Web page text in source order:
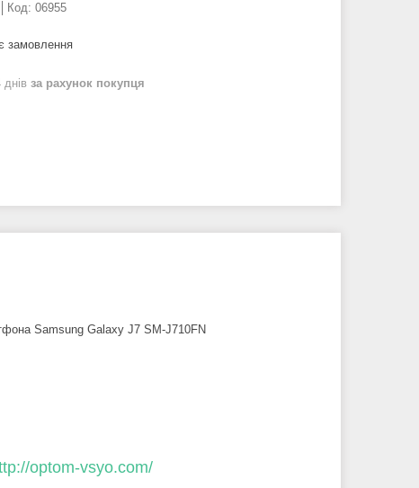
Код: 06955
замовлення
за рахунок покупця
Samsung Galaxy J7 SM-J710FN
optom-vsyo.com/